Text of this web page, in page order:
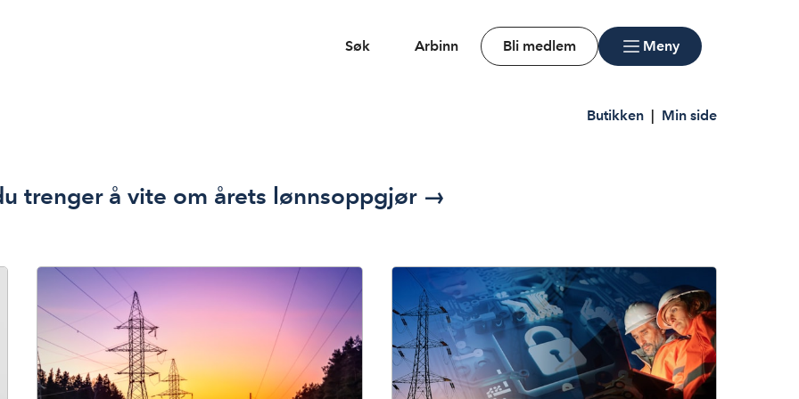
Søk Arbinn Bli medlem Meny
Butikken | Min side
trenger å vite om årets lønnsoppgjør →